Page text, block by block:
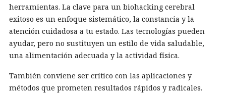
herramientas. La clave para un biohacking cerebral
exitoso es un enfoque sistemático, la constancia y la
atención cuidadosa a tu estado. Las tecnologías pueden
ayudar, pero no sustituyen un estilo de vida saludable,
una alimentación adecuada y la actividad física.
También conviene ser crítico con las aplicaciones y
métodos que prometen resultados rápidos y radicales.